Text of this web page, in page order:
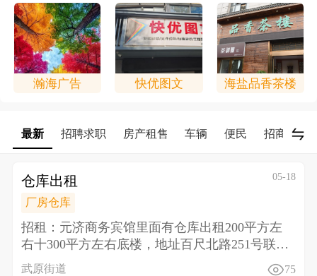
瀚海广告 快优图文 海盐品香茶楼
最新 招聘求职 房产租售 车辆 便民 招商/合作
仓库出租 05-18
厂房仓库
招租：元济商务宾馆里面有仓库出租200平方左
右十300平方左右底楼，地址百尺北路251号 联系
电话
武原街道 75